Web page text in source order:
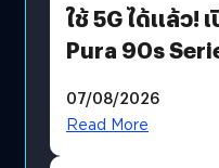
ใช้ 5G ได้แล้ว!
Pura 90s
07/08/2026
Read More